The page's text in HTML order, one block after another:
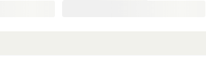
10 cm zu Wänden und Decke unbedingt